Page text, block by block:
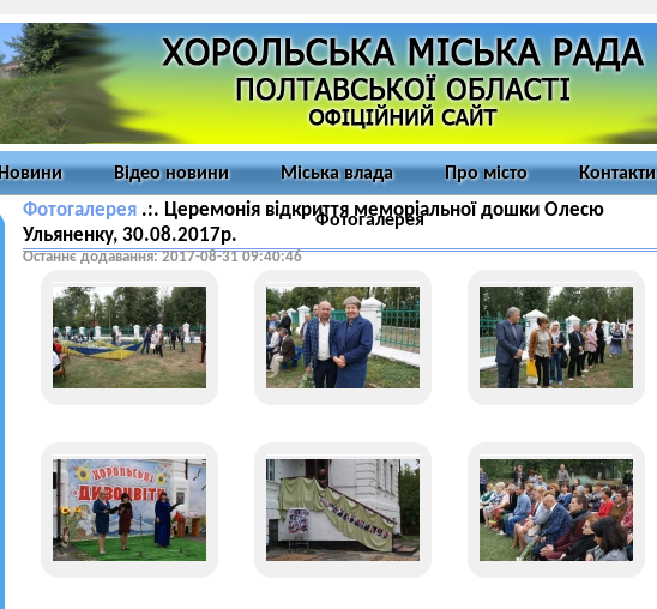
Новини Відео новини Міська влада Про місто Контакти
Фотогалерея
Фотогалерея .:. Церемонія відкриття меморіальної дошки Олесю
Ульяненку, 30.08.2017р.
Останнє додавання: 2017-08-31 09:40:46